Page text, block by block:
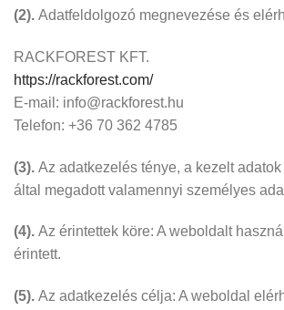
(2). Adatfeldolgozó megnevezése és
RACKFOREST KFT.
https://rackforest.com/
E-mail: info@rackforest.hu
Telefon: +36 70 362 4785
(3). Az adatkezelés ténye, a kezelt
által megadott valamennyi személyes
(4). Az érintettek köre: A weboldalt
érintett.
(5). Az adatkezelés célja: A weboldal